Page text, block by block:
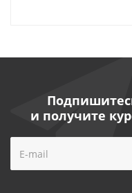
и получите